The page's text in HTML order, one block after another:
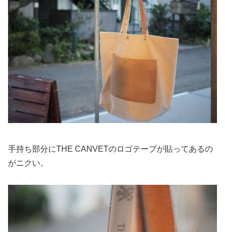
手持ち部分にTHE CANVETのロゴテープが貼ってあるの
がニクい。